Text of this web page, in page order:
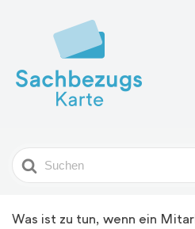
Search
For
Was ist zu tun, wenn ein